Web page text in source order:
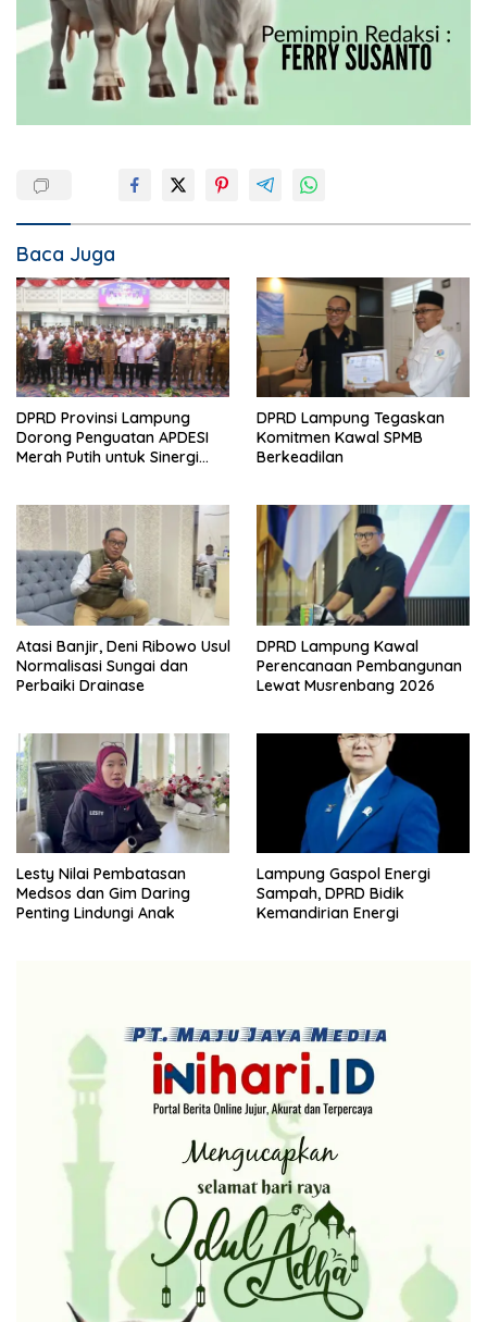
Baca Juga
DPRD Provinsi Lampung
Dorong Penguatan APDESI
Merah Putih untuk Sinergi
DPRD Lampung Tegaskan
Komitmen Kawal SPMB
Berkeadilan
Atasi Banjir, Deni Ribowo Usul
Normalisasi Sungai dan
Perbaiki Drainase
DPRD Lampung Kawal
Perencanaan Pembangunan
Lewat Musrenbang 2026
Lesty Nilai Pembatasan
Medsos dan Gim Daring
Penting Lindungi Anak
Lampung Gaspol Energi
Sampah, DPRD Bidik
Kemandirian Energi